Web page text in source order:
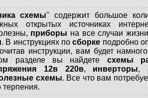
схемы" содержит большое
открытых источниках
приборы на все случаи
. В инструкциях посборке подробно
инструкции, вам будет
разделе вы найдете схемы
12в 220в, инверторы,
схемы. Все что вам
терпения.